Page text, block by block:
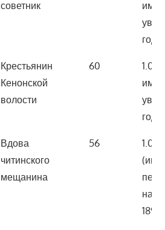
советник
года)
Крестьянин
Кенонской
волости
60
года)
Вдова
читинского
мещанина
56
1.000
1895